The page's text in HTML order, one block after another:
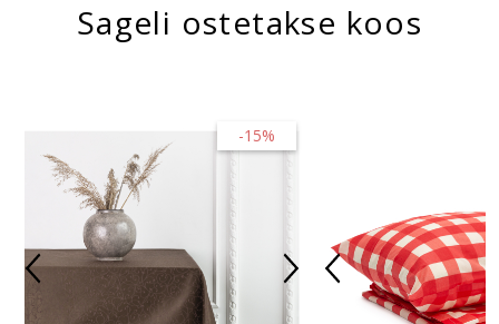
Sageli ostetakse koos
-15%